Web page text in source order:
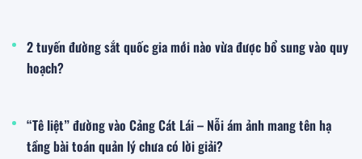
2 tuyến đường sắt quốc gia mới nào vừa được bổ sung vào quy
hoạch?
“Tê liệt” đường vào Cảng Cát Lái – Nỗi ám ảnh mang tên hạ
tầng bài toán quản lý chưa có lời giải?